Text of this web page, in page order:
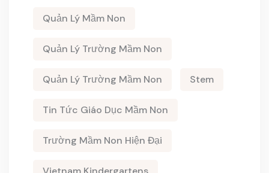
Quản Lý Mầm Non
Quản Lý Trường Mầm Non
Quản Lý Trường Mầm Non Stem
Tin Tức Giáo Dục Mầm Non
Trường Mầm Non Hiện Đại